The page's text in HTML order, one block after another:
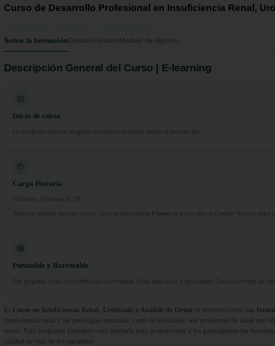
Curso de Desarrollo Profesional en Insuficiencia Renal,
Sobre la formaciónDetallesTemarioModelo de diploma
Descripción General del Curso | E-learning
Inicio de curso
La inscripción para este programa formativo está abierta durante el presente año.
Carga Horaria
150 Horas, 6 Créditos ECTS
Todos los alumnos inscritos en este Curso en línea tendrán 6 meses de acceso libre al Campus Virtual y todos
Puntuable y Baremable
Este programa cuenta con certificación universitaria, válido para bolsas y oposiciones. Consulta siempre las
El Curso en Insuficiencia Renal, Urolitiasis y Análisis de Orina se presenta como una
insuficiencia renal y las patologías asociadas, como la urolitiasis, son problemas de salud que
sector. Este programa formativo está diseñado para proporcionar a los participantes las
calidad de vida de los pacientes.